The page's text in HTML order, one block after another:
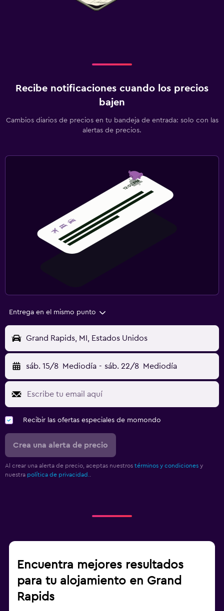
Recibe notificaciones cuando los precios
bajen
Cambios diarios de precios en tu bandeja de entrada: solo con las
alertas de precios.
Entrega en el mismo punto
Grand Rapids, MI, Estados Unidos
sáb. 15/8 Mediodía - sáb. 22/8 Mediodía
Recibir las ofertas especiales de momondo
Crea una alerta de precio
Al crear una alerta de precio, aceptas nuestros términos y condiciones y
nuestra política de privacidad..
Encuentra mejores resultados
para tu alojamiento en Grand
Rapids